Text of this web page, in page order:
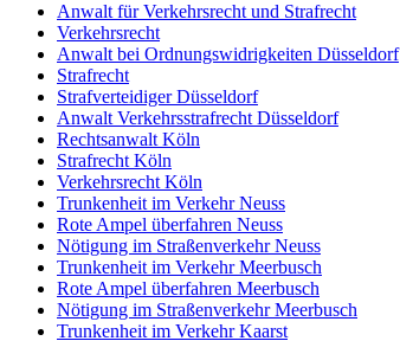
Anwalt für Verkehrsrecht und Strafrecht
Verkehrsrecht
Anwalt bei Ordnungswidrigkeiten Düsseldorf
Strafrecht
Strafverteidiger Düsseldorf
Anwalt Verkehrsstrafrecht Düsseldorf
Rechtsanwalt Köln
Strafrecht Köln
Verkehrsrecht Köln
Trunkenheit im Verkehr Neuss
Rote Ampel überfahren Neuss
Nötigung im Straßenverkehr Neuss
Trunkenheit im Verkehr Meerbusch
Rote Ampel überfahren Meerbusch
Nötigung im Straßenverkehr Meerbusch
Trunkenheit im Verkehr Kaarst